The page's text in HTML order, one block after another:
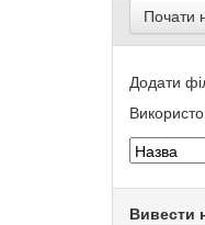
Почати
Додати
Вивести